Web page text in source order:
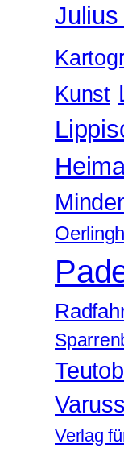
Kunst
Verlag